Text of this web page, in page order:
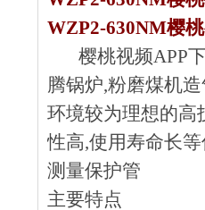
WZP2-630NM樱
樱桃视频APP下
腾锅炉,粉磨煤机
环境较为理想的高
性高,使用寿命长
测量保护管
主要特点